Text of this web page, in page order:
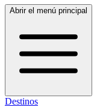
Abrir el menú principal
Destinos